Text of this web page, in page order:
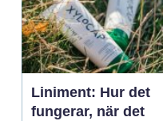
Liniment: Hur det
fungerar, när det